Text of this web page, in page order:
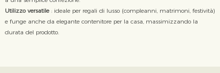
Utilizzo versatile: ideale per regali di lusso (compleanni, matrimoni, festività)
e funge anche da elegante contenitore per la casa, massimizzando la
durata del prodotto.